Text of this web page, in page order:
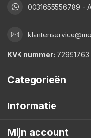
0031655556789 -
KVK nummer: 72991763
Categorieën
Informatie
Mijn account